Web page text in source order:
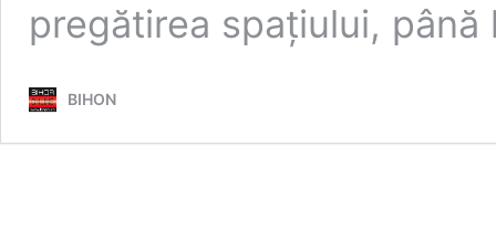
pregătirea spațiului,
BIHON